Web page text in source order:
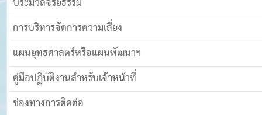
การบริหารจัดการความเสี่ยง
แผนยุทธศาสตร์หรือแผนพัฒนาฯ
คู่มือปฏิบัติงานสำหรับเจ้าหน้าที่
ช่องทางการติดต่อ